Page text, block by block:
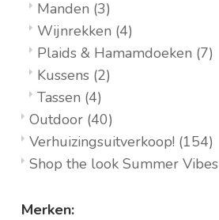
Manden (3)
Wijnrekken (4)
Plaids & Hamamdoeken (7)
Kussens (2)
Tassen (4)
Outdoor (40)
Verhuizingsuitverkoop! (154)
Shop the look Summer Vibes
Merken: